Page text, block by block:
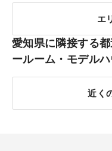
エ
尾張東部 7件
愛知県に隣接する
ールーム・モデル
近く